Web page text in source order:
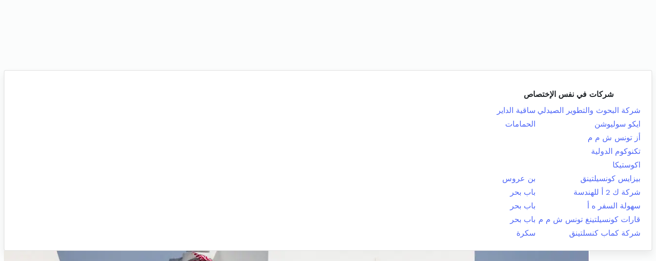
شركات في نفس الإختصاص
شركة البحوث والتطوير الصيدلي ساقية الداير
ايكو سوليوشن
الحمامات
أز تونس ش م م
تكنوكوم الدولية
اكوستيكا
بيزايس كونسيلتينق
بن عروس
شركة ك 2 أ للهندسة
باب بحر
سهولة السفر ه أ
باب بحر
قارات كونسيلتينغ تونس ش م م باب بحر
شركة كماب كنسلتينق
سكرة